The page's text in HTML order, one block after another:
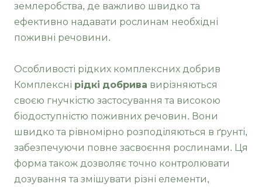
землеробства, де важливо швидко та
ефективно надавати рослинам необхідні
поживні речовини.
Особливості рідких комплексних добрив
Комплексні рідкі добрива вирізняються
своєю гнучкістю застосування та високою
біодоступністю поживних речовин. Вони
швидко та рівномірно розподіляються в ґрунті,
забезпечуючи повне засвоєння рослинами. Ця
форма також дозволяє точно контролювати
дозування та змішувати різні елементи,